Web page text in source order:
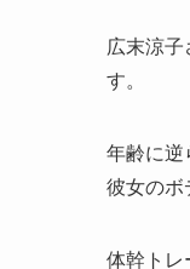
広末涼
す。
年齢に逆
彼女のボ
体幹トレ